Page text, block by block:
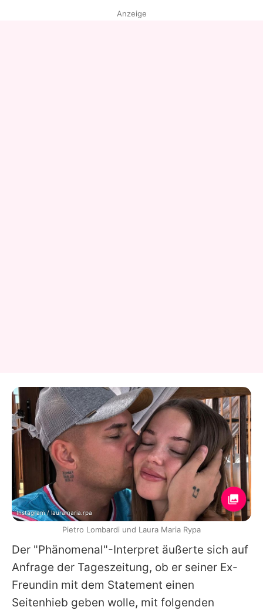
Der "Phänomenal"-Interpret äußerte sich auf
Anfrage der Tageszeitung, ob er seiner Ex-
Freundin mit dem Statement einen
Seitenhieb geben wolle, mit folgenden
Anzeige
Instagram / lauramaria.rpa
Pietro Lombardi und Laura Maria Rypa